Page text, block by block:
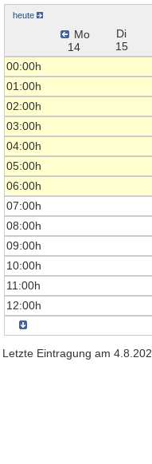
heute
Mo
14
Di
15
00:00h
01:00h
02:00h
03:00h
04:00h
05:00h
06:00h
07:00h
08:00h
09:00h
10:00h
11:00h
12:00h
Letzte Eintragung am